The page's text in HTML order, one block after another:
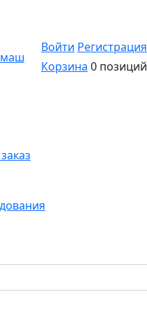
Войти Регистрация
Корзина 0 позиций